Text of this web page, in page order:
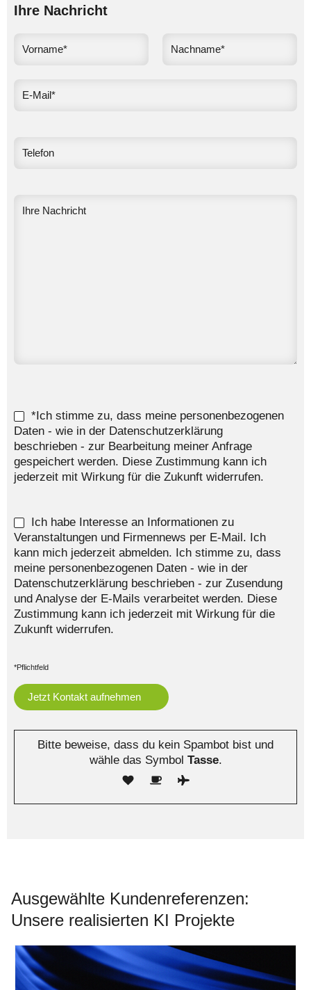
Ihre Nachricht
*Ich stimme zu, dass meine personenbezogenen
Daten - wie in der Datenschutzerklärung
beschrieben - zur Bearbeitung meiner Anfrage
gespeichert werden. Diese Zustimmung kann ich
jederzeit mit Wirkung für die Zukunft widerrufen.
Ich habe Interesse an Informationen zu
Veranstaltungen und Firmennews per E-Mail. Ich
kann mich jederzeit abmelden. Ich stimme zu, dass
meine personenbezogenen Daten - wie in der
Datenschutzerklärung beschrieben - zur Zusendung
und Analyse der E-Mails verarbeitet werden. Diese
Zustimmung kann ich jederzeit mit Wirkung für die
Zukunft widerrufen.
*Pflichtfeld
Bitte beweise, dass du kein Spambot bist und
wähle das Symbol Tasse.
Ausgewählte Kundenreferenzen:
Unsere realisierten KI Projekte